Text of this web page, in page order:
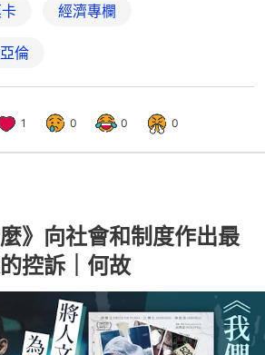
經濟專欄
倫
1 0 0 0
》向社會和制度作出最
控訴｜何故